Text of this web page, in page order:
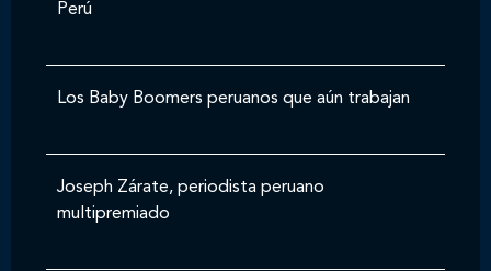
Perú
Los Baby Boomers peruanos que aún trabajan
Joseph Zárate, periodista peruano
multipremiado